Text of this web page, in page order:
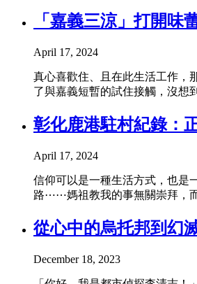
「嘉義三涼」打開
April 17, 2024
真心喜歡住、且在此生活工作，
了與嘉義短暫的試住接觸，沒想
彰化鹿港駐村紀錄：
April 17, 2024
信仰可以是一種生活方式，也是
路⋯⋯媽祖教我的事無關崇拜，
從心中的烏托邦到幻
December 18, 2023